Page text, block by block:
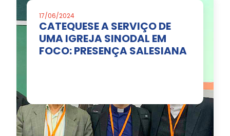
17/06/2024
CATEQUESE A SERVIÇO DE
UMA IGREJA SINODAL EM
FOCO: PRESENÇA SALESIANA